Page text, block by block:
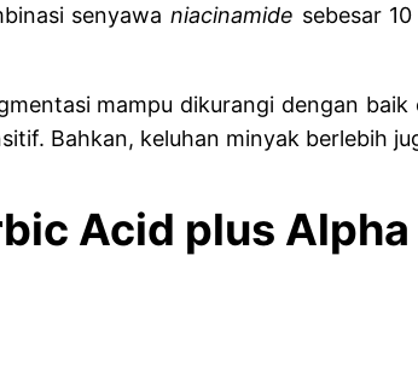
senyawa niacinamide sebesar
mampu dikurangi dengan
Bahkan, keluhan minyak berlebih
Acid plus